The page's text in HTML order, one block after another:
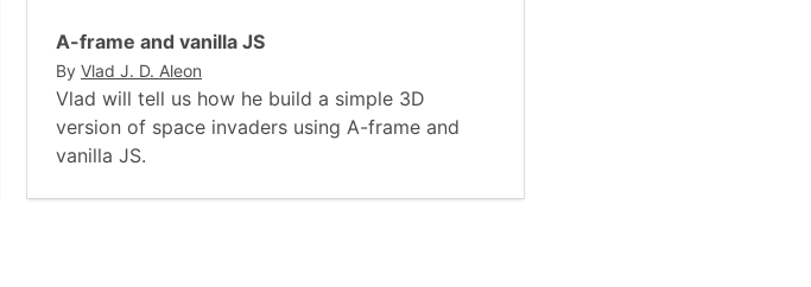
A-frame and vanilla JS
By Vlad J. D. Aleon
Vlad will tell us how he build a simple 3D
version of space invaders using A-frame and
vanilla JS.